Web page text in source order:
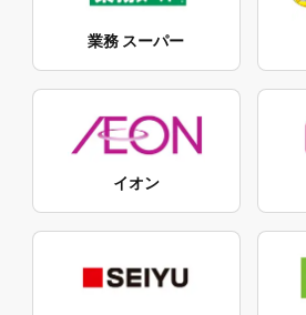
業務 スーパー
イオン